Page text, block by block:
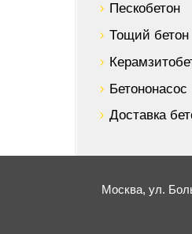
Пескобетон
Тощий бетон
Бетононасос
Доставка
Москва, ул.